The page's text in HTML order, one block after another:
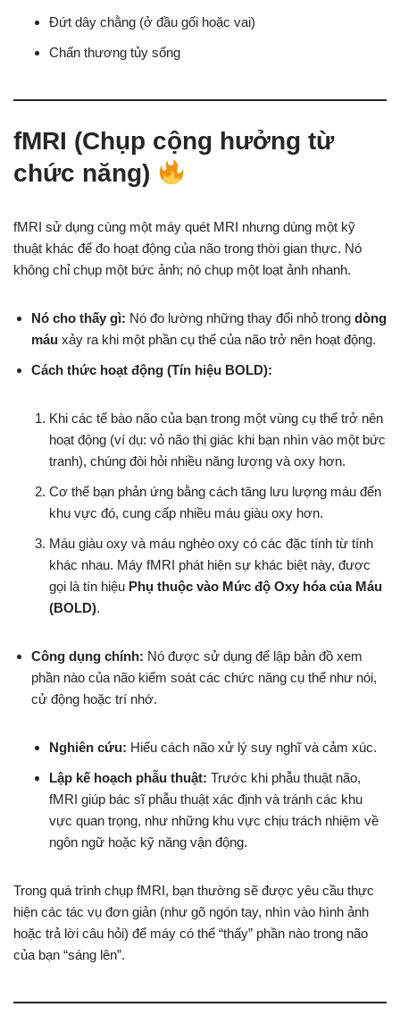
Đứt dây chằng (ở đầu gối hoặc vai)
Chấn thương tủy sống
fMRI (Chụp cộng hưởng từ
chức năng)
fMRI sử dụng cùng một máy quét MRI nhưng dùng một kỹ
thuật khác để đo hoạt động của não trong thời gian thực. Nó
không chỉ chụp một bức ảnh; nó chụp một loạt ảnh nhanh.
Nó cho thấy gì: Nó đo lường những thay đổi nhỏ trong dòng
máu xảy ra khi một phần cụ thể của não trở nên hoạt động.
Cách thức hoạt động (Tín hiệu BOLD):
Khi các tế bào não của bạn trong một vùng cụ thể trở nên
hoạt động (ví dụ: vỏ não thị giác khi bạn nhìn vào một bức
tranh), chúng đòi hỏi nhiều năng lượng và oxy hơn.
Cơ thể bạn phản ứng bằng cách tăng lưu lượng máu đến
khu vực đó, cung cấp nhiều máu giàu oxy hơn.
Máu giàu oxy và máu nghèo oxy có các đặc tính từ tính
khác nhau. Máy fMRI phát hiện sự khác biệt này, được
gọi là tín hiệu Phụ thuộc vào Mức độ Oxy hóa của Máu
(BOLD).
Công dụng chính: Nó được sử dụng để lập bản đồ xem
phần nào của não kiểm soát các chức năng cụ thể như nói,
cử động hoặc trí nhớ.
Nghiên cứu: Hiểu cách não xử lý suy nghĩ và cảm xúc.
Lập kế hoạch phẫu thuật: Trước khi phẫu thuật não,
fMRI giúp bác sĩ phẫu thuật xác định và tránh các khu
vực quan trọng, như những khu vực chịu trách nhiệm về
ngôn ngữ hoặc kỹ năng vận động.
Trong quá trình chụp fMRI, bạn thường sẽ được yêu cầu thực
hiện các tác vụ đơn giản (như gõ ngón tay, nhìn vào hình ảnh
hoặc trả lời câu hỏi) để máy có thể “thấy” phần nào trong não
của bạn “sáng lên”.